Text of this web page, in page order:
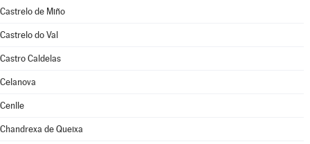
Castrelo de Miño
Castrelo do Val
Castro Caldelas
Celanova
Cenlle
Chandrexa de Queixa